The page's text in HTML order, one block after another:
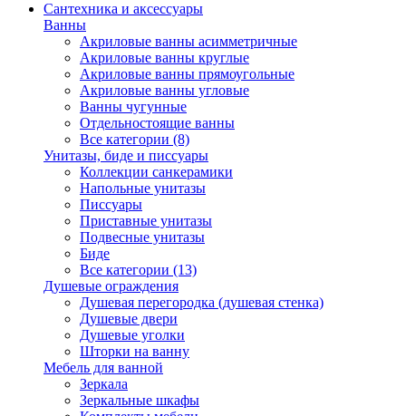
Сантехника и аксессуары
Ванны
Акриловые ванны асимметричные
Акриловые ванны круглые
Акриловые ванны прямоугольные
Акриловые ванны угловые
Ванны чугунные
Отдельностоящие ванны
Все категории (8)
Унитазы, биде и писсуары
Коллекции санкерамики
Напольные унитазы
Писсуары
Приставные унитазы
Подвесные унитазы
Биде
Все категории (13)
Душевые ограждения
Душевая перегородка (душевая стенка)
Душевые двери
Душевые уголки
Шторки на ванну
Мебель для ванной
Зеркала
Зеркальные шкафы